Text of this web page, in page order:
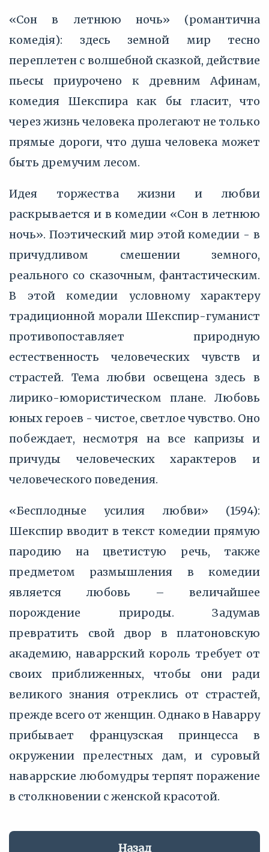
«Сон в летнюю ночь» (романтична
комедія): здесь земной мир тесно
переплетен с волшебной сказкой, действие
пьесы приурочено к древним Афинам,
комедия Шекспира как бы гласит, что
через жизнь человека пролегают не только
прямые дороги, что душа человека может
быть дремучим лесом.
Идея торжества жизни и любви
раскрывается и в комедии «Сон в летнюю
ночь». Поэтический мир этой комедии - в
причудливом смешении земного,
реального со сказочным, фантастическим.
В этой комедии условному характеру
традиционной морали Шекспир-гуманист
противопоставляет природную
естественность человеческих чувств и
страстей. Тема любви освещена здесь в
лирико-юмористическом плане. Любовь
юных героев - чистое, светлое чувство. Оно
побеждает, несмотря на все капризы и
причуды человеческих характеров и
человеческого поведения.
«Бесплодные усилия любви» (1594):
Шекспир вводит в текст комедии прямую
пародию на цветистую речь, также
предметом размышления в комедии
является любовь – величайшее
порождение природы. Задумав
превратить свой двор в платоновскую
академию, наваррский король требует от
своих приближенных, чтобы они ради
великого знания отреклись от страстей,
прежде всего от женщин. Однако в Наварру
прибывает французская принцесса в
окружении прелестных дам, и суровый
наваррские любомудры терпят поражение
в столкновении с женской красотой.
Назад